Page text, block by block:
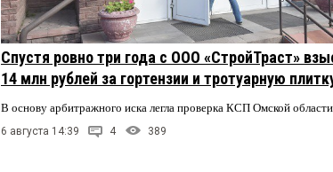
Спустя ровно три года с ООО «СтройТраст»
14 млн рублей за гортензии и тротуарную
В основу арбитражного иска легла проверка КСП Омской области.
6 августа 14:39 4 389